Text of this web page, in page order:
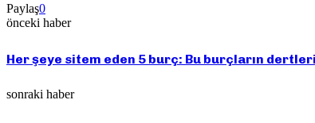
Paylaş0
önceki haber
Her şeye sitem eden 5 burç: Bu burçların
sonraki haber